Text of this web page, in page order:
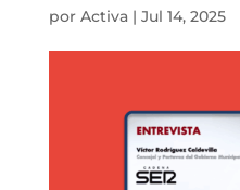
por Activa| Jul 14, 2025